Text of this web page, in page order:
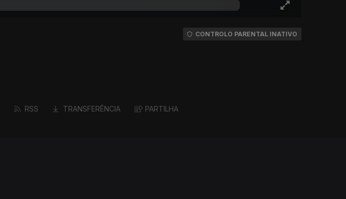
CONTROLO PARENTAL INATIVO
RSS TRANSFERÊNCIA PARTILHA